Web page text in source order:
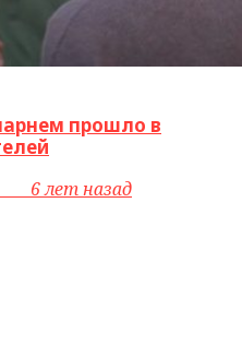
прошло в
6 лет назад